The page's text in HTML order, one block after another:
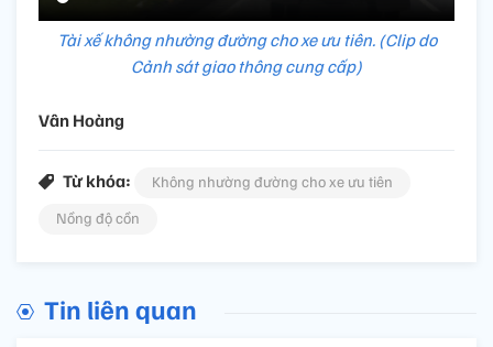
Tài xế không nhường đường cho xe ưu tiên. (Clip do
Cảnh sát giao thông cung cấp)
Vân Hoàng
Từ khóa:
Không nhường đường cho xe ưu tiên
Nồng độ cồn
Tin liên quan